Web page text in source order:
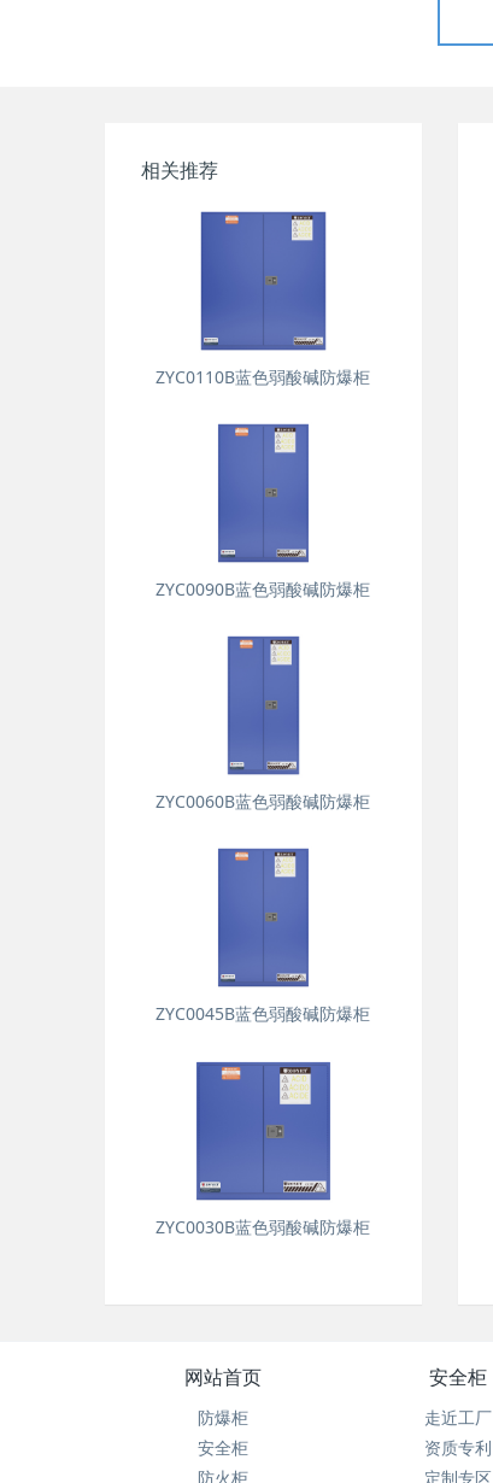
相关推荐
ZYC0110B蓝色弱酸碱防爆柜
ZYC0090B蓝色弱酸碱防爆柜
ZYC0060B蓝色弱酸碱防爆柜
ZYC0045B蓝色弱酸碱防爆柜
ZYC0030B蓝色弱酸碱防爆柜
网站首页
防爆柜
安全柜
防火柜
安全柜
走近工厂
资质专利
定制专区